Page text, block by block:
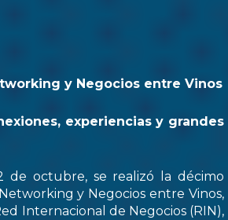
y Negocios entre Vinos
experiencias y grandes
de octubre, se realizó la décimo
y Negocios entre Vinos,
Internacional de Negocios (RIN),